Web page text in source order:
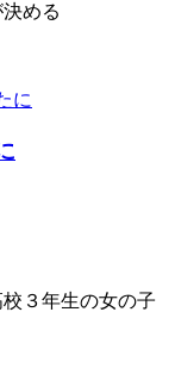
める
３年生の女の子